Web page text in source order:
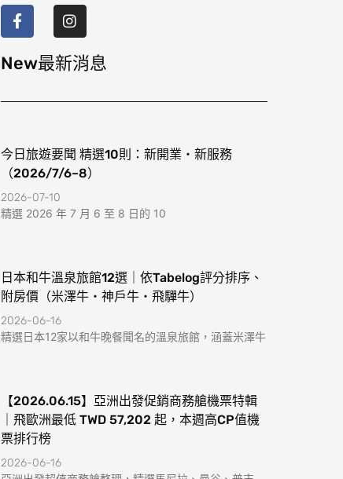
a
c
e
b
o
k
n
s
t
a
g
a
New最新消息
今日旅遊要聞 精選10則：新開業・新服務
（2026/7/6–8）
2026-07-10
精選 2026 年 7 月 6 至 8 日的 10
日本和牛溫泉旅館12選｜依Tabelog評分排序、
附房價（米澤牛・神戶牛・飛驒牛）
2026-06-16
精選日本12家以和牛晚餐聞名的溫泉旅館，涵蓋米澤牛
【2026.06.15】亞洲出發促銷商務艙機票特輯
｜飛歐洲最低 TWD 57,202 起，本週高CP值機
票排行榜
2026-06-16